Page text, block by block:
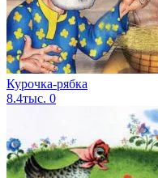
Курочка-рябка
8.4тыс. 0